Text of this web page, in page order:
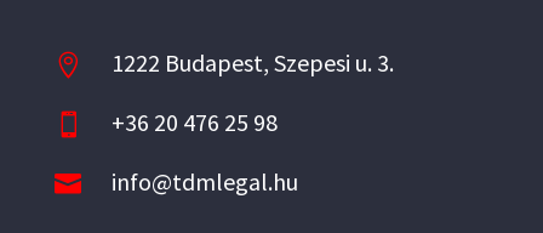
 1222 Budapest, Szepesi u. 3.
 +36 20 476 25 98
 info@tdmlegal.hu